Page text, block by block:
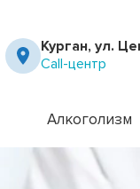
Курган, ул.
Call-центр
Алкоголизм